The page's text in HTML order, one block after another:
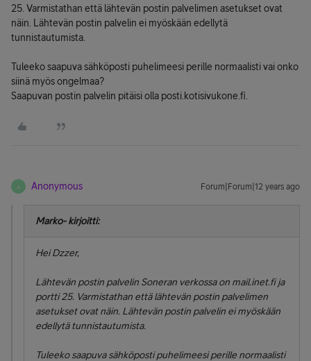
25. Varmistathan että lähtevän postin palvelimen asetukset ovat
näin. Lähtevän postin palvelin ei myöskään edellytä
tunnistautumista.
Tuleeko saapuva sähköposti puhelimeesi perille normaalisti vai onko
siinä myös ongelmaa?
Saapuvan postin palvelin pitäisi olla posti.kotisivukone.fi.
A Anonymous Forum|Forum|12 years ago
Marko- kirjoitti:
Hei Dzzer,
Lähtevän postin palvelin Soneran verkossa on mail.inet.fi ja
portti 25. Varmistathan että lähtevän postin palvelimen
asetukset ovat näin. Lähtevän postin palvelin ei myöskään
edellytä tunnistautumista.
Tuleeko saapuva sähköposti puhelimeesi perille normaalisti